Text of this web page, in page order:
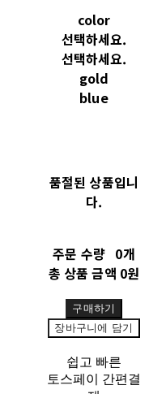
color
선택하세요.
선택하세요.
gold
blue
품절된 상품입니
다.
주문 수량 0개
총 상품 금액 0원
구매하기
장바구니에 담기
쉽고 빠른
토스페이 간편결